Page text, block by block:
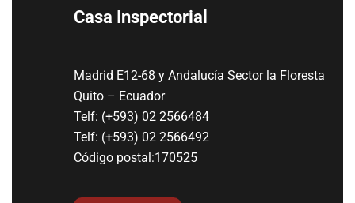
Casa Inspectorial
Madrid E12-68 y Andalucía Sector la Floresta
Quito – Ecuador
Telf: (+593) 02 2566484
Telf: (+593) 02 2566492
Código postal:170525